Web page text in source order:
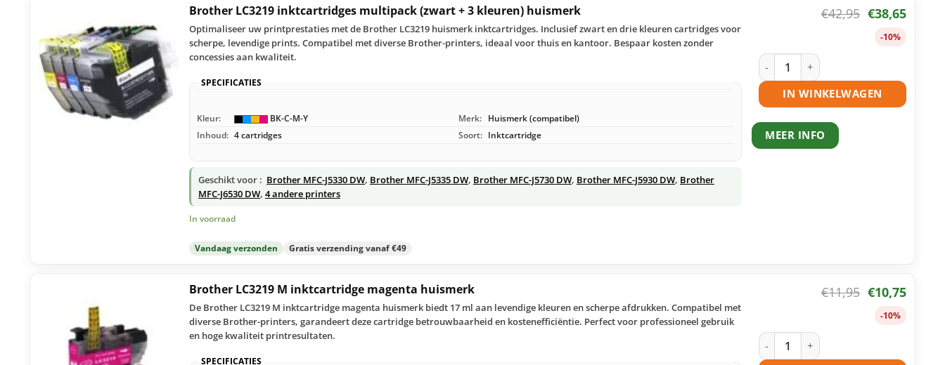
Brother LC3219 inktcartridges multipack (zwart + 3 kleuren) huismerk
Optimaliseer uw printprestaties met de Brother LC3219 huismerk inktcartridges. Inclusief zwart en drie kleuren cartridges voor
scherpe, levendige prints. Compatibel met diverse Brother-printers, ideaal voor thuis en kantoor. Bespaar kosten zonder
concessies aan kwaliteit.
SPECIFICATIES
Kleur: BK-C-M-Y Merk: Huismerk (compatibel)
Inhoud: 4 cartridges Soort: Inktcartridge
Geschikt voor : Brother MFC-J5330 DW, Brother MFC-J5335 DW, Brother MFC-J5730 DW, Brother MFC-J5930 DW, Brother
MFC-J6530 DW, 4 andere printers
In voorraad
Vandaag verzonden Gratis verzending vanaf €49
€42,95 €38,65
-10%
Brother LC3219 inktcartridges
IN WINKELWAGEN
MEER INFO
Brother LC3219 M inktcartridge magenta huismerk
De Brother LC3219 M inktcartridge magenta huismerk biedt 17 ml aan levendige kleuren en scherpe afdrukken. Compatibel met
diverse Brother-printers, garandeert deze cartridge betrouwbaarheid en kostenefficiëntie. Perfect voor professioneel gebruik
en hoge kwaliteit printresultaten.
SPECIFICATIES
€11,95 €10,75
-10%
Brother LC3219 M inktcartridge